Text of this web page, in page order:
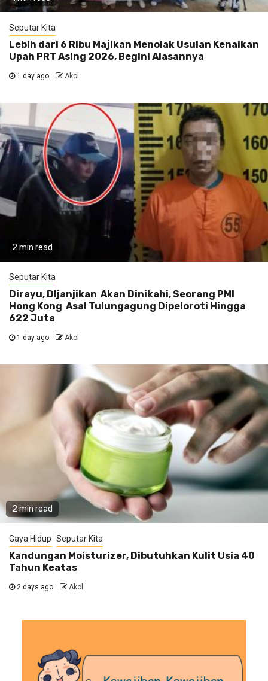
Seputar Kita
Lebih dari 6 Ribu Majikan Menolak Usulan Kenaikan
Upah PRT Asing 2026, Begini Alasannya
1 day ago Akol
2 min read
Seputar Kita
Dirayu, DIjanjikan Akan Dinikahi, Seorang PMI
Hong Kong Asal Tulungagung Dipeloroti Hingga
622 Juta
1 day ago Akol
2 min read
Gaya Hidup Seputar Kita
Kandungan Moisturizer, Dibutuhkan Kulit Usia 40
Tahun Keatas
2 days ago Akol